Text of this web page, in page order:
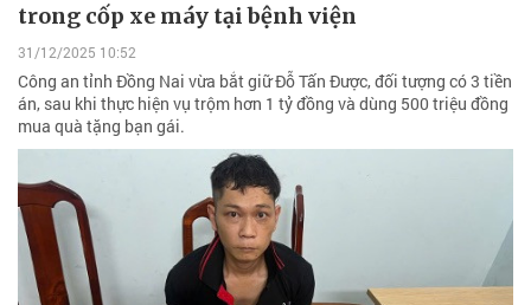
trong cốp xe máy tại bệnh viện
31/12/2025 10:52
Công an tỉnh Đồng Nai vừa bắt giữ Đỗ Tấn Được, đối tượng có 3 tiền
án, sau khi thực hiện vụ trộm hơn 1 tỷ đồng và dùng 500 triệu đồng
mua quà tặng bạn gái.